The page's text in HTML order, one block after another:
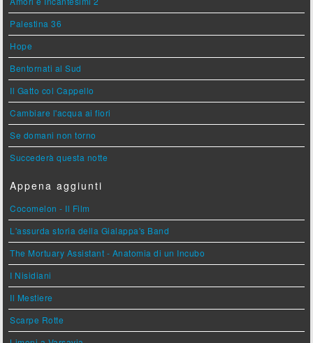
Palestina 36
Hope
Bentornati al Sud
Il Gatto col Cappello
Cambiare l'acqua ai fiori
Se domani non torno
Succederà questa notte
Appena aggiunti
Cocomelon - Il Film
L'assurda storia della Gialappa's Band
The Mortuary Assistant - Anatomia di un Incubo
I Nisidiani
Il Mestiere
Scarpe Rotte